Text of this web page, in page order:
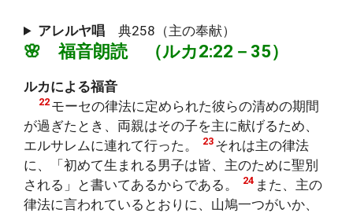
アレルヤ唱 典258（主の奉献）
🌸 福音朗読 （ルカ2:22－35）
ルカによる福音
22 モーセの律法に定められた彼らの清めの期間
が過ぎたとき、両親はその子を主に献げるため、
エルサレムに連れて行った。
23 それは主の律法
に、「初めて生まれる男子は皆、主のために聖別
される」と書いてあるからである。
24 また、主の
律法に言われているとおりに、山鳩一つがいか、